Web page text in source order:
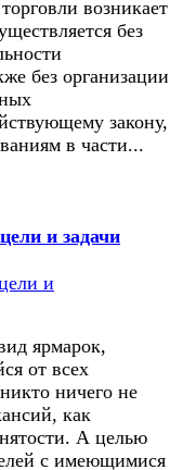
возникает
без
без организации
закону,
в части...
и задачи
ярмарок,
от всех
ничего не
как
А целью
с имеющимися